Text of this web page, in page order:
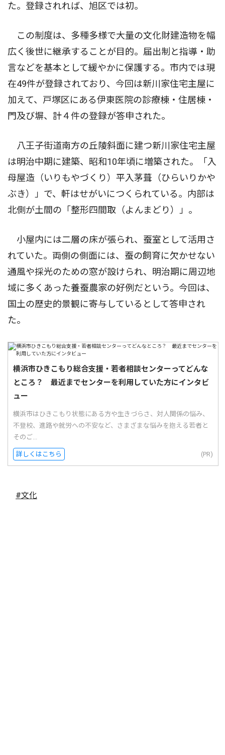
た。登録されれば、旭区では初。
この制度は、多種多様で大量の文化財建造物を幅
広く後世に継承することが目的。届出制と指導・助
言などを基本として緩やかに保護する。市内では現
在49件が登録されており、今回は新川家住宅主屋に
加えて、戸塚区にある伊東医院の診療棟・住居棟・
門及び塀、計４件の登録が答申された。
八王子街道南方の丘陵斜面に建つ新川家住宅主屋
は明治中期に建築、昭和10年頃に増築された。「入
母屋造（いりもやづくり）平入茅葺（ひらいりかや
ぶき）」で、軒はせがいにつくられている。内部は
北側が土間の「整形四間取（よんまどり）」。
小屋内には二層の床が張られ、蚕室として活用さ
れていた。両側の側面には、蚕の飼育に欠かせない
通風や採光のための窓が設けられ、明治期に周辺地
域に多くあった養蚕農家の好例だという。今回は、
国土の歴史的景観に寄与しているとして答申され
た。
横浜市ひきこもり総合支援・若者相談センターってどんな
ところ？ 最近までセンターを利用していた方にインタビ
ュー
横浜市はひきこもり状態にある方や生きづらさ、対人関係の悩み、
不登校、進路や就労への不安など、さまざまな悩みを抱える若者と
そのご...
詳しくはこちら (PR)
#文化